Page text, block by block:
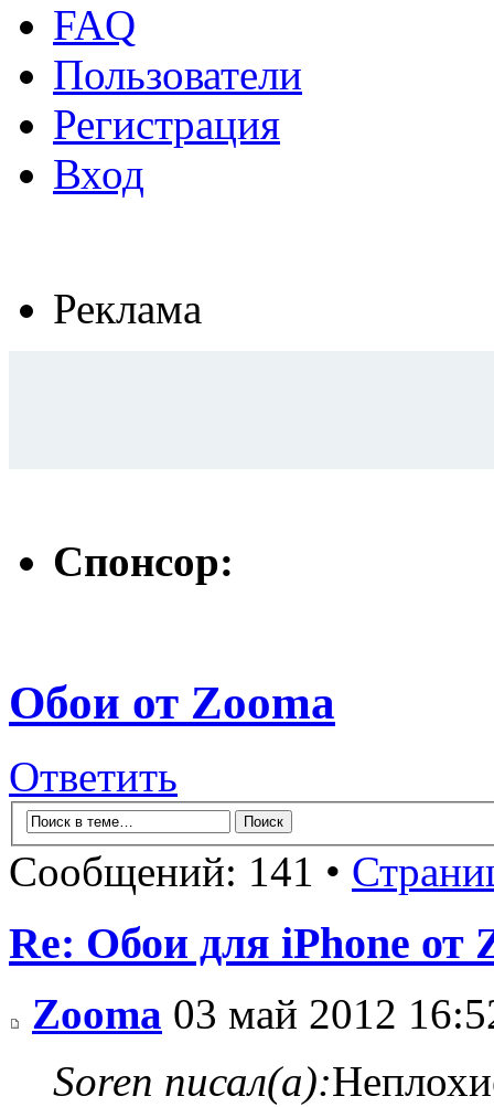
FAQ
Пользователи
Регистрация
Вход
Реклама
Спонсор:
Обои от Zooma
Ответить
Сообщений: 141 •
Re: Обои для iPhone от
Zooma 03 май 2012
Soren писал(а):